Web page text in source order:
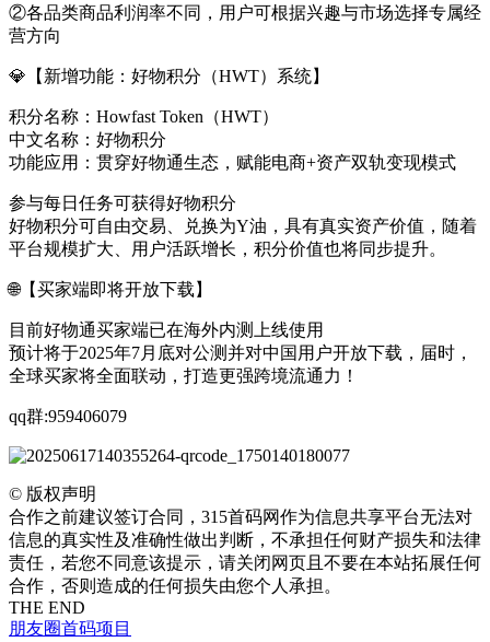
②各品类商品利润率不同，用户可根据兴趣与市场选择专属经
营方向
💎【新增功能：好物积分（HWT）系统】
积分名称：Howfast Token（HWT）
中文名称：好物积分
功能应用：贯穿好物通生态，赋能电商+资产双轨变现模式
参与每日任务可获得好物积分
好物积分可自由交易、兑换为Y油，具有真实资产价值，随着
平台规模扩大、用户活跃增长，积分价值也将同步提升。
🌐【买家端即将开放下载】
目前好物通买家端已在海外内测上线使用
预计将于2025年7月底对公测并对中国用户开放下载，届时，
全球买家将全面联动，打造更强跨境流通力！
qq群:959406079
© 版权声明
合作之前建议签订合同，315首码网作为信息共享平台无法对
信息的真实性及准确性做出判断，不承担任何财产损失和法律
责任，若您不同意该提示，请关闭网页且不要在本站拓展任何
合作，否则造成的任何损失由您个人承担。
THE END
朋友圈首码项目